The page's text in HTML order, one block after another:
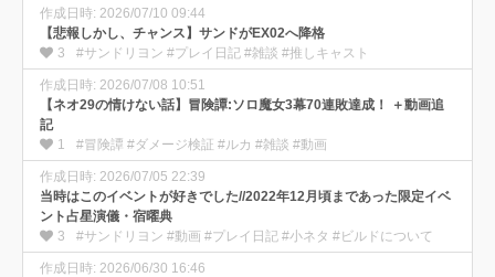
作成日時: 2026/07/10 09:44
【悲報しかし、チャンス】サンドがEX02へ降格
3
#サンドリヨン #プレイ日記 #雑談 #推しキャスト
作成日時: 2026/07/08 10:51
【ネオ29の情けない話】冒険譚:ソロ魔女3幕70連敗達成！ ＋動画追
記
1
#冒険譚 #ダメージ検証 #ルカ #雑談 #動画
作成日時: 2026/07/05 22:39
当時はこのイベントが好きでした//2022年12月頃まであった限定イベ
ント占星演儀・宿曜典
3
#サンドリヨン #動画 #プレイ日記 #小ネタ #ビルドについて
作成日時: 2026/06/30 16:46